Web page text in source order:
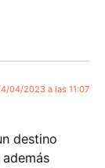
04/2023 a las 11:07
destino